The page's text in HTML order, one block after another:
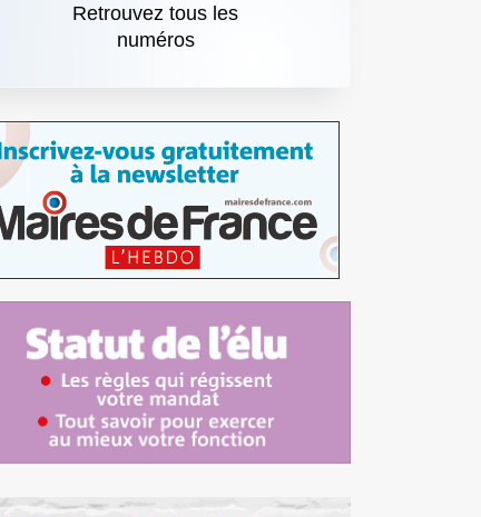
Retrouvez tous les
numéros